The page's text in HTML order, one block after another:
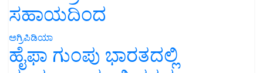
ಸಹಾಯದಿಂದ
ಅಗ್ರಿಪಿಡಿಯಾ
ಹೈಫಾ ಗುಂಪು ಭಾರತದಲ್ಲಿ